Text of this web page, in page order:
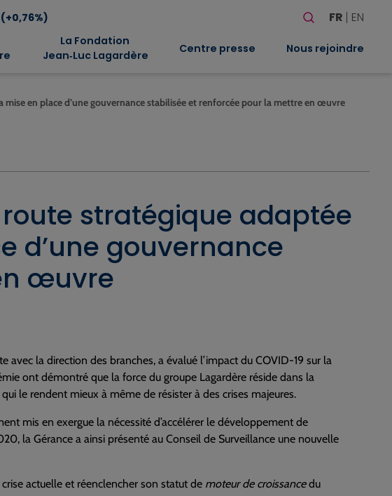
(+0,76%)
Rechercher
FR EN
La Fondation
Jean‑Luc Lagardère
Centre presse Nous rejoindre
en place d’une gouvernance stabilisée et renforcée pour la mettre en œuvre
stratégique adaptée
d’une gouvernance
œuvre
avec la direction des branches, a évalué l’impact du COVID-19 sur la
ont démontré que la force du groupe Lagardère réside dans la
le rendent mieux à même de résister à des crises majeures.
mis en exergue la nécessité d’accélérer le développement de
la Gérance a ainsi présenté au Conseil de Surveillance une nouvelle
actuelle et réenclencher son statut de moteur de croissancedu